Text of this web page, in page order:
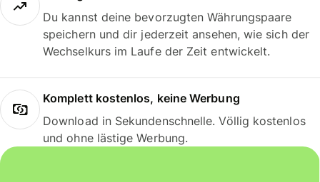
Du kannst deine bevorzugten Währungspaare
speichern und dir jederzeit ansehen, wie sich der
Wechselkurs im Laufe der Zeit entwickelt.
Komplett kostenlos, keine Werbung
Download in Sekundenschnelle. Völlig kostenlos
und ohne lästige Werbung.